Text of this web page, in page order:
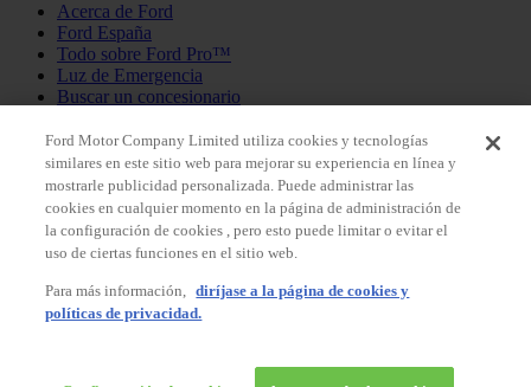
Acerca de Ford
Ford España
Todo sobre Ford Pro™
Luz de Emergencia
Buscar un concesionario
Política de privacidad
Mi Cuenta
Iniciar sesión / Registrarse
Mis pedidos
País
Ford Motor Company Limited utiliza cookies y tecnologías
similares en este sitio web para mejorar su experiencia en línea y
mostrarle publicidad personalizada. Puede administrar las
cookies en cualquier momento en la página de administración de
la configuración de cookies , pero esto puede limitar o evitar el
uso de ciertas funciones en el sitio web.
Para más información, diríjase a la página de cookies y
políticas de privacidad.